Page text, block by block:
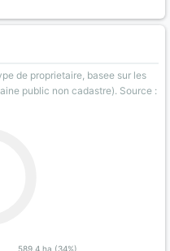
de proprietaire, basee sur les
public non cadastre). Source :
589.4 ha (34%)